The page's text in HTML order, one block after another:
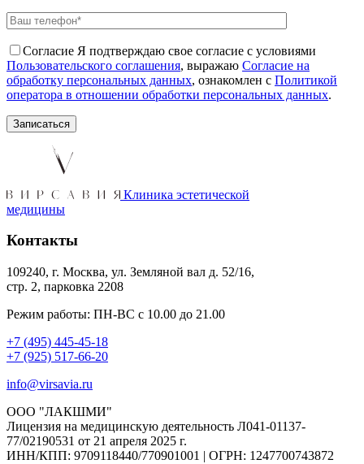
Согласие Я подтверждаю свое согласие с условиями
Пользовательского соглашения, выражаю Согласие на
обработку персональных данных, ознакомлен с Политикой
оператора в отношении обработки персональных данных.
Клиника эстетической
медицины
Контакты
109240, г. Москва, ул. Земляной вал д. 52/16,
стр. 2, парковка 2208
Режим работы: ПН-ВС с 10.00 до 21.00
+7 (495) 445-45-18
+7 (925) 517-66-20
info@virsavia.ru
ООО "ЛАКШМИ"
Лицензия на медицинскую деятельность Л041-01137-
77/02190531 от 21 апреля 2025 г.
ИНН/КПП: 9709118440/770901001 | ОГРН: 1247700743872